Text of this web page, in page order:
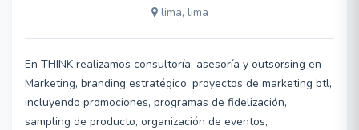
lima, lima
En THINK realizamos consultoría, asesoría y outsorsing en
Marketing, branding estratégico, proyectos de marketing btl,
incluyendo promociones, programas de fidelización,
sampling de producto, organización de eventos,